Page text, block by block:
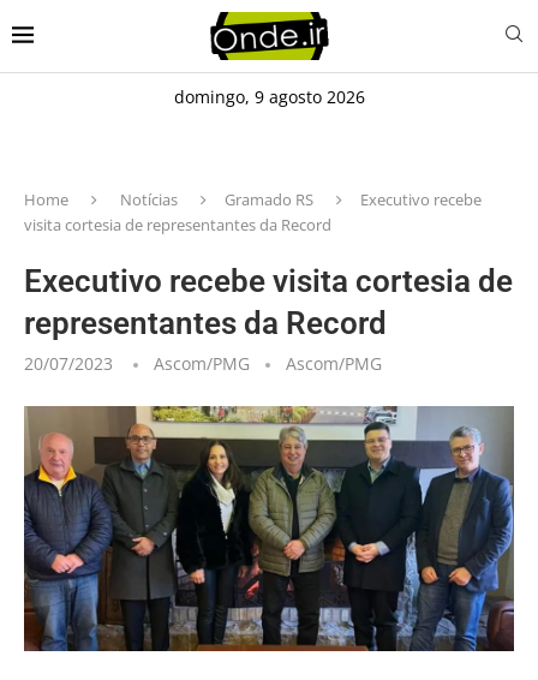
domingo, 9 agosto 2026
Home Notícias Gramado RS
Executivo recebe
visita cortesia de representantes da Record
Executivo recebe visita cortesia de
representantes da Record
20/07/2023 Ascom/PMG Ascom/PMG